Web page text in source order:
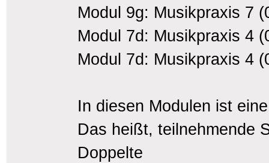
Modul 9g: Musikpraxis 7
Modul 7d: Musikpraxis 4
Modul 7d: Musikpraxis 4
In diesen Modulen ist
Das heißt, teilnehmende
Doppelte